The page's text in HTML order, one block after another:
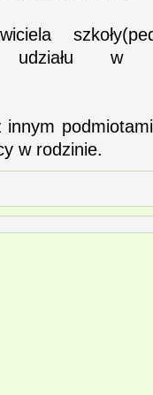
udziału w
innym
w rodzinie.